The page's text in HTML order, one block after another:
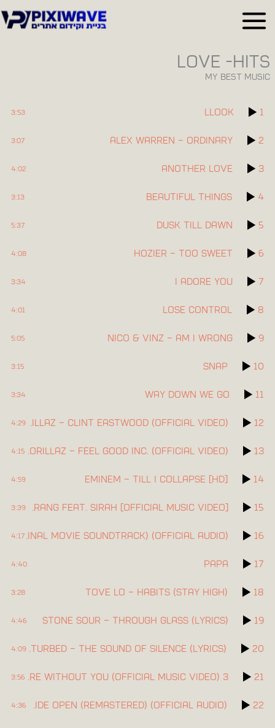
לתוכן
LOVE -HITS
MY BEST MUSIC
1
LLOOK
3:53
2
Alex Warren – Ordinary
3:07
3
Another Love
4:02
4
Beautiful Things
3:13
5
Dusk Till Dawn
5:37
6
Hozier – Too Sweet
4:08
7
I Adore You
3:34
8
Lose Control
4:01
9
Nico & Vinz – Am I Wrong
5:05
10
Snap
3:15
11
Way Down We Go
3:34
12
Gorillaz – Clint Eastwood (Official Video)
4:29
13
Gorillaz – Feel Good Inc. (Official Video)
4:15
14
Eminem – Till I Collapse [HD]
4:59
15
SKRILLEX – Bangarang feat. Sirah [Official Music Video]
3:39
16
Kavinsky – Nightcall (Drive Original Movie Soundtrack) (Official Audio)
4:17
17
papa
4:40
18
Tove Lo – Habits (Stay High)
3:28
19
Stone Sour – Through Glass (Lyrics)
4:46
20
Disturbed – The Sound Of Silence (Lyrics)
4:09
21
3 Doors Down – Here Without You (Official Music Video)
3:56
22
Creed – With Arms Wide Open (Remastered) (Official Audio)
4:36